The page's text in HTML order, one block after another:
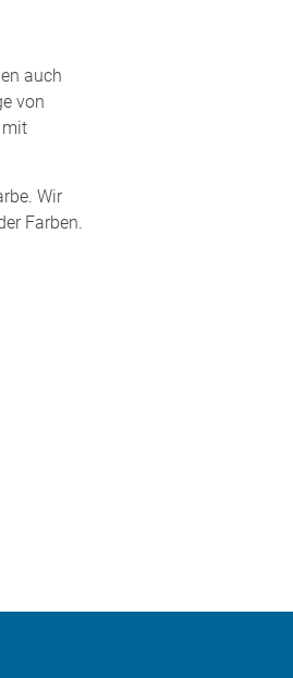
auch
von
mit
Wir
Farben.